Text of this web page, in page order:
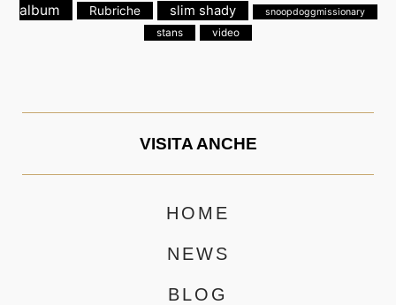
album
Rubriche slim shady snoopdoggmissionary
stans video
VISITA ANCHE
HOME
NEWS
BLOG